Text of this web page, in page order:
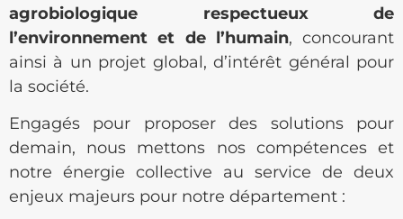
agrobiologique respectueux de
l’environnement et de l’humain, concourant
ainsi à un projet global, d’intérêt général pour
la société.
Engagés pour proposer des solutions pour
demain, nous mettons nos compétences et
notre énergie collective au service de deux
enjeux majeurs pour notre département :